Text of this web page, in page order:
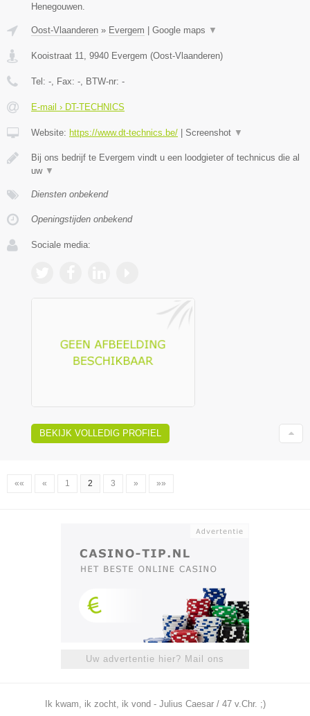
Henegouwen.
Oost-Vlaanderen » Evergem Google maps ▼
Kooistraat 11 9940 Evergem (Oost-Vlaanderen)
Tel: - , Fax: - , BTW-nr: -
E-mail › DT-TECHNICS
Website: https://www.dt-technics.be/ Screenshot ▼
Bij ons bedrijf te Evergem vindt u een loodgieter of technicus die al
uw ▼
Diensten onbekend
Openingstijden onbekend
Sociale media:
BEKIJK VOLLEDIG PROFIEL
«« « 1 2 3 » »»
Uw advertentie hier? Mail ons
Ik kwam, ik zocht, ik vond - Julius Caesar / 47 v.Chr. ;)